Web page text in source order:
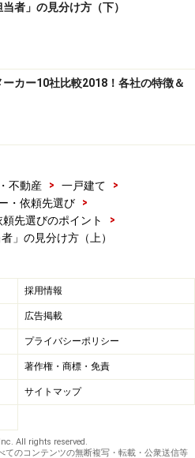
当者」の見分け方（下）
ーカー10社比較2018！各社の特徴＆
不動産 > 一戸建て
>
・依頼先選び
>
先選びのポイント
>
」の見分け方（上）
採用情報
広告掲載
プライバシーポリシー
著作権・商標・免責
サイトマップ
All rights reserved.
てのコンテンツの無断複写・転載・公衆送信等